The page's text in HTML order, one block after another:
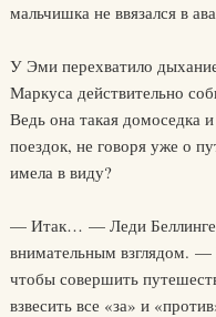
мальчишка не ввязался в
У Эми перехватило
Маркуса действительно
Ведь она такая домоседка
поездок, не говоря уже о
имела в виду?
— Итак… — Леди
внимательным взглядом. —
чтобы совершить
взвесить все «за» и